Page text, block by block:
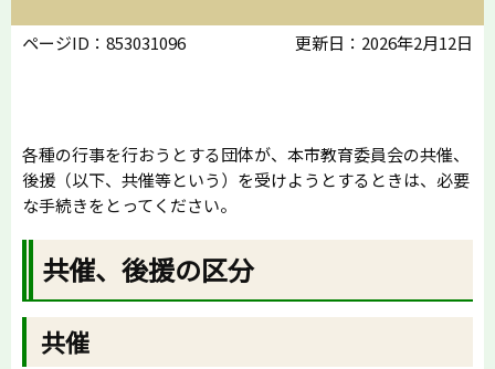
ページID：853031096 更新日：2026年2月12日
各種の行事を行おうとする団体が、本市教育委員会の共催、
後援（以下、共催等という）を受けようとするときは、必要
な手続きをとってください。
共催、後援の区分
共催